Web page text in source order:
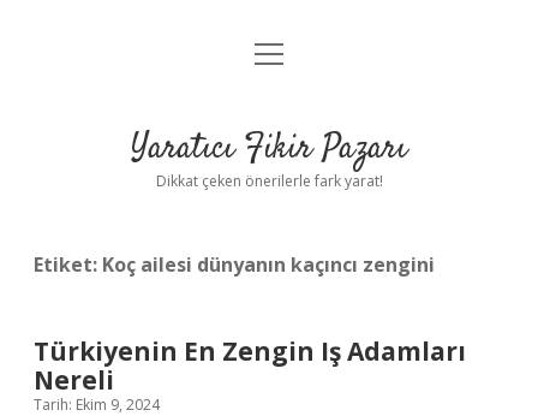
Anasayfa
Yasal Uyarı
menüyü
Yaratıcı Fikir Pazarı
Dikkat çeken önerilerle fark yarat!
Etiket: Koç ailesi dünyanın kaçıncı zengini
Türkiyenin En Zengin Iş Adamları
Nereli
Tarih: Ekim 9, 2024